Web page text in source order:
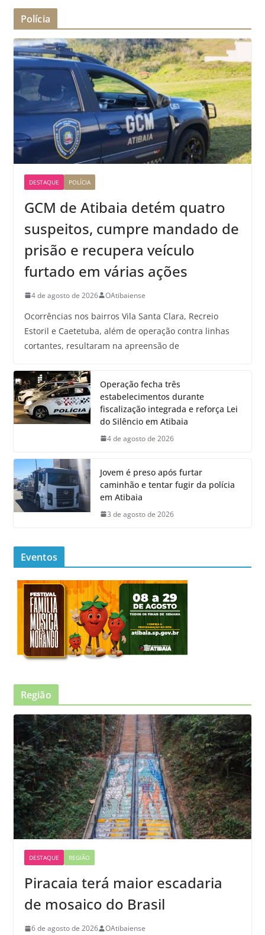
Polícia
DESTAQUE POLÍCIA
GCM de Atibaia detém quatro
suspeitos, cumpre mandado de
prisão e recupera veículo
furtado em várias ações
4 de agosto de 2026 OAtibaiense
Ocorrências nos bairros Vila Santa Clara, Recreio
Estoril e Caetetuba, além de operação contra linhas
cortantes, resultaram na apreensão de
Operação fecha três
estabelecimentos durante
fiscalização integrada e reforça Lei
do Silêncio em Atibaia
4 de agosto de 2026
Jovem é preso após furtar
caminhão e tentar fugir da polícia
em Atibaia
3 de agosto de 2026
Eventos
Região
DESTAQUE REGIÃO
Piracaia terá maior escadaria
de mosaico do Brasil
6 de agosto de 2026 OAtibaiense